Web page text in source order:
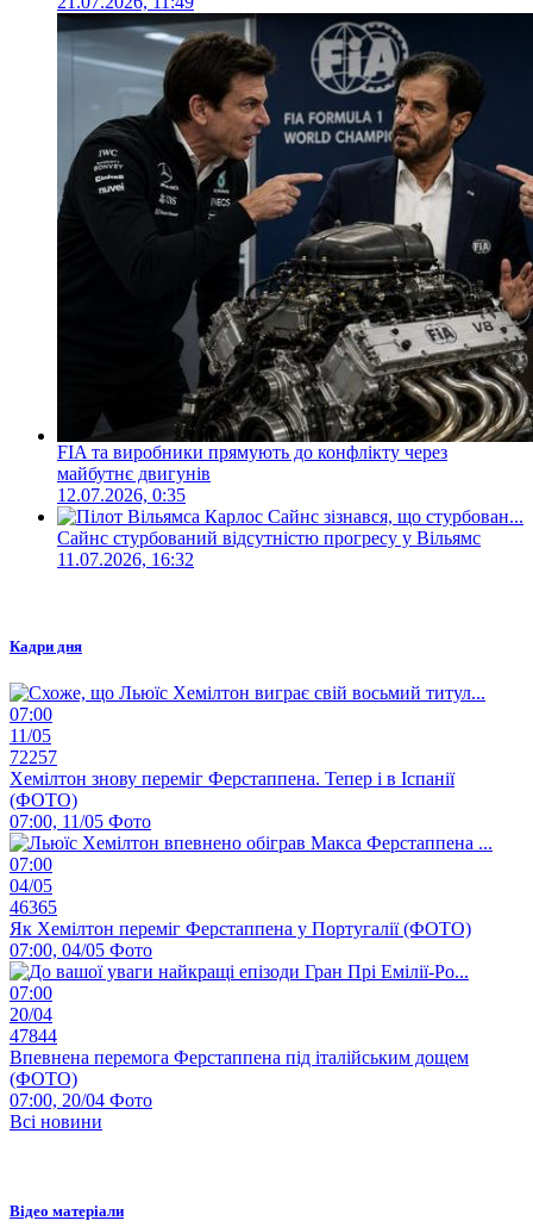
FIA та виробники прямують до конфлікту через
майбутнє двигунів
12.07.2026, 0:35
Сайнс стурбований відсутністю прогресу у Вільямс
11.07.2026, 16:32
Кадри дня
07:00
11/05
72257
Хемілтон знову переміг Ферстаппена. Тепер і в Іспанії
(ФОТО)
07:00, 11/05 Фото
07:00
04/05
46365
Як Хемілтон переміг Ферстаппена у Португалії (ФОТО)
07:00, 04/05 Фото
07:00
20/04
47844
Впевнена перемога Ферстаппена під італійським дощем
(ФОТО)
07:00, 20/04 Фото
Всі новини
Відео матеріали